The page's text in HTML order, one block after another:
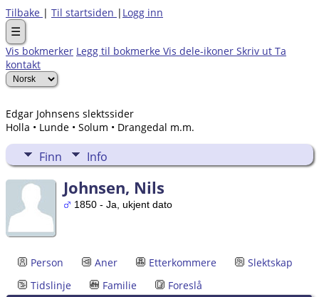
Tilbake | Til startsiden | Logg inn
☰
Vis bokmerker Legg til bokmerke Vis dele-ikoner Skriv ut Ta
kontakt
Edgar Johnsens slektssider
Holla • Lunde • Solum • Drangedal m.m.
Finn Info
Johnsen, Nils
1850 - Ja, ukjent dato
Person Aner Etterkommere
Slektskap
Tidslinje
Familie Foreslå